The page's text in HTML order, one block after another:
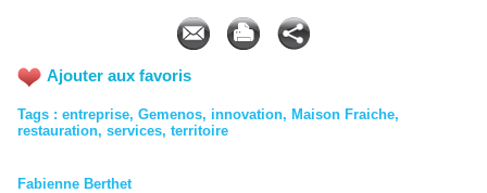
Ajouter aux favoris
Tags : entreprise, Gemenos, innovation, Maison Fraiche,
restauration, services, territoire
Fabienne Berthet